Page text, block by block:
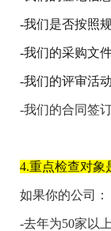
-我们是否按照
-我们的采购文
-我们的评审活
-我们的合同签
4.重点检查对象
如果你的公司：
-去年为50家以